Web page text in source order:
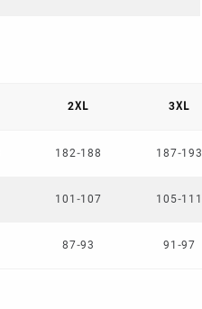
2XL 3XL
182-188 187-193
101-107 105-111
87-93 91-97